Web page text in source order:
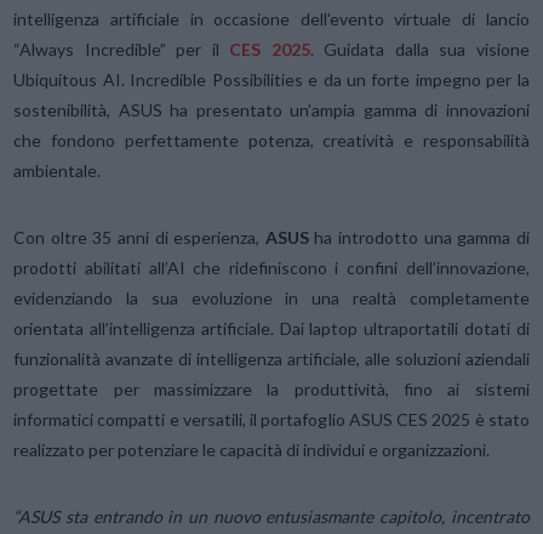
intelligenza artificiale in occasione dell’evento virtuale di lancio
“Always Incredible” per il CES 2025. Guidata dalla sua visione
Ubiquitous AI. Incredible Possibilities e da un forte impegno per la
sostenibilità, ASUS ha presentato un’ampia gamma di innovazioni
che fondono perfettamente potenza, creatività e responsabilità
ambientale.
Con oltre 35 anni di esperienza, ASUSha introdotto una gamma di
prodotti abilitati all’AI che ridefiniscono i confini dell’innovazione,
evidenziando la sua evoluzione in una realtà completamente
orientata all’intelligenza artificiale. Dai laptop ultraportatili dotati di
funzionalità avanzate di intelligenza artificiale, alle soluzioni aziendali
progettate per massimizzare la produttività, fino ai sistemi
informatici compatti e versatili, il portafoglio ASUS CES 2025 è stato
realizzato per potenziare le capacità di individui e organizzazioni.
“ASUS sta entrando in un nuovo entusiasmante capitolo, incentrato